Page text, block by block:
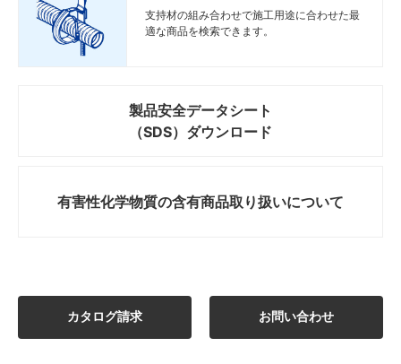
支持材の組み合わせで施工用途に合わせた最
適な商品を検索できます。
製品安全データシート
（SDS）ダウンロード
有害性化学物質の含有商品取り扱いについて
カタログ請求 お問い合わせ